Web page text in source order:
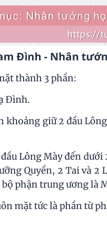
Đình - Nhân
thành 3 phần:
Đình.
giữ 2 đầu
Lông Mày đến dưới
Quyền, 2 Tai và 2
phận trung ương là
mặt tức là phần từ